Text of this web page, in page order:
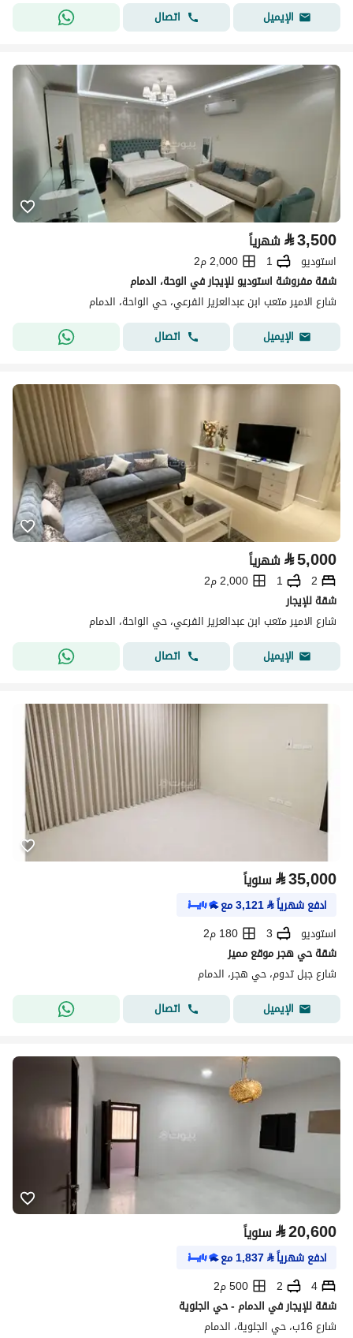
الإيميل اتصال
⃁3,500 شهرياً
استوديو 1
2,000 م2
شقة مفروشة استوديو للإيجار في الوحة، الدمام
شارع الامير متعب ابن عبدالعزيز الفرعي، حي الواحة، الدمام
الإيميل
اتصال
⃁5,000 شهرياً
2
1
2,000 م2
شقة للإيجار
شارع الامير متعب ابن عبدالعزيز الفرعي، حي الواحة، الدمام
الإيميل
اتصال
⃁35,000 سنوياً
ادفع شهرياً⃁
3,121مع
استوديو
3
180 م2
شقة حي هجر موقع مميز
شارع جبل تدوم، حي هجر، الدمام
الإيميل
اتصال
⃁20,600 سنوياً
ادفع شهرياً⃁
1,837مع
4
2
500 م2
شقة للإيجار في الدمام - حي الجلوية
شارع 16ب، حي الجلوية، الدمام